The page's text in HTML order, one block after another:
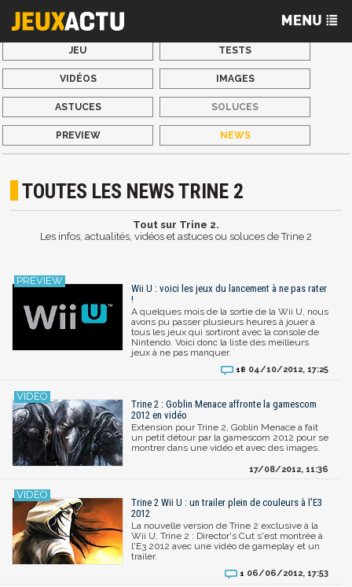
JEU TESTS
VIDÉOS IMAGES
ASTUCES SOLUCES
PREVIEW NEWS
TOUTES LES NEWS TRINE 2
Tout sur Trine 2.
Les infos, actualités, vidéos et astuces ou soluces de Trine 2
Wii U : voici les jeux du lancement à ne pas rater
!
A quelques mois de la sortie de la Wii U, nous
avons pu passer plusieurs heures à jouer à
tous les jeux qui sortiront avec la console de
Nintendo. Voici donc la liste des meilleurs
jeux à ne pas manquer.
18 04/10/2012, 17:25
Trine 2 : Goblin Menace affronte la gamescom
2012 en vidéo
Extension pour Trine 2, Goblin Menace a fait
un petit détour par la gamescom 2012 pour se
montrer dans une vidéo et avec des images.
17/08/2012, 11:36
Trine 2 Wii U : un trailer plein de couleurs à l'E3
2012
La nouvelle version de Trine 2 exclusive à la
Wii U, Trine 2 : Director's Cut s'est montrée à
l'E3 2012 avec une vidéo de gameplay et un
trailer.
1 06/06/2012, 17:53